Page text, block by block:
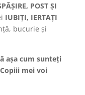
POST ŞI
IUBIŢI, IERTAŢI
bucurie şi
aşa cum sunteţi
Copiii mei voi